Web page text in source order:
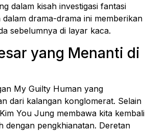
dalam kisah investigasi fantasi
drama-drama ini memberikan
sebelumnya di layar kaca.
yang Menanti di
My Guilty Human yang
dari kalangan konglomerat. Selain
You Jung membawa kita kembali
dengan pengkhianatan. Deretan